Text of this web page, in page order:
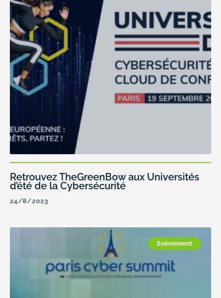
Retrouvez TheGreenBow aux Universités
d’été de la Cybersécurité
24/8/2023
Evénement